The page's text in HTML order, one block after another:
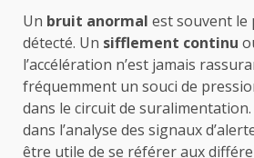
Un bruit anormal est souvent le
détecté. Un sifflement continu
l’accélération n’est jamais
fréquemment un souci de
dans le circuit de
dans l’analyse des signaux
être utile de se référer aux